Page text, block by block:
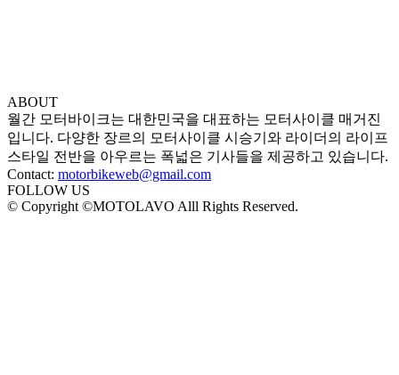
ABOUT
월간 모터바이크는 대한민국을 대표하는 모터사이클 매거진
입니다. 다양한 장르의 모터사이클 시승기와 라이더의 라이프
스타일 전반을 아우르는 폭넓은 기사들을 제공하고 있습니다.
Contact: motorbikeweb@gmail.com
FOLLOW US
© Copyright ©MOTOLAVO Alll Rights Reserved.